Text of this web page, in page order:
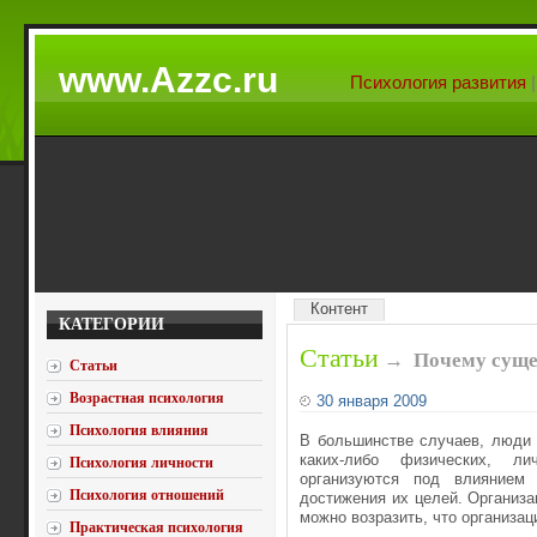
www.Azzc.ru Психология развития
КАТЕГОРИИ
Статьи
Возрастная психология
Психология влияния
Психология личности
Психология отношений
Практическая психология
Контент
Статьи → Почему
30 января 2009
В большинстве случаев, люди
каких-либо физических,
организуются под
достижения их целей.
можно возразить, что